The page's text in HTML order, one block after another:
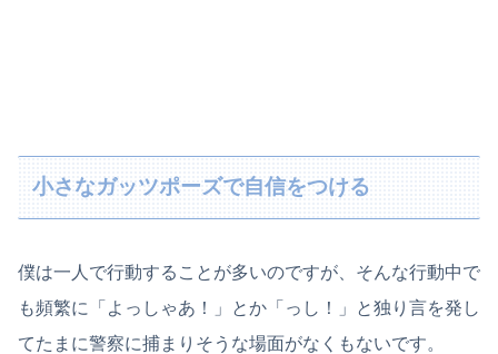
小さなガッツポーズで自信をつける
僕は一人で行動することが多いのですが、そんな行動中で
も頻繁に「よっしゃあ！」とか「っし！」と独り言を発し
てたまに警察に捕まりそうな場面がなくもないです。